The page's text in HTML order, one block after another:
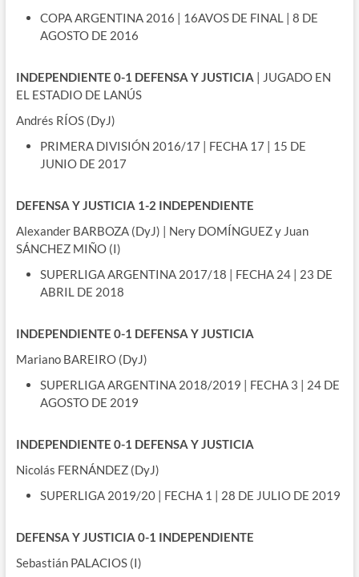
COPA ARGENTINA 2016 | 16AVOS DE FINAL | 8 DE
AGOSTO DE 2016
INDEPENDIENTE 0-1 DEFENSA Y JUSTICIA | JUGADO EN
EL ESTADIO DE LANÚS
Andrés RÍOS (DyJ)
PRIMERA DIVISIÓN 2016/17 | FECHA 17 | 15 DE
JUNIO DE 2017
DEFENSA Y JUSTICIA 1-2 INDEPENDIENTE
Alexander BARBOZA (DyJ) | Nery DOMÍNGUEZ y Juan
SÁNCHEZ MIÑO (I)
SUPERLIGA ARGENTINA 2017/18 | FECHA 24 | 23 DE
ABRIL DE 2018
INDEPENDIENTE 0-1 DEFENSA Y JUSTICIA
Mariano BAREIRO (DyJ)
SUPERLIGA ARGENTINA 2018/2019 | FECHA 3 | 24 DE
AGOSTO DE 2019
INDEPENDIENTE 0-1 DEFENSA Y JUSTICIA
Nicolás FERNÁNDEZ (DyJ)
SUPERLIGA 2019/20 | FECHA 1 | 28 DE JULIO DE 2019
DEFENSA Y JUSTICIA 0-1 INDEPENDIENTE
Sebastián PALACIOS (I)